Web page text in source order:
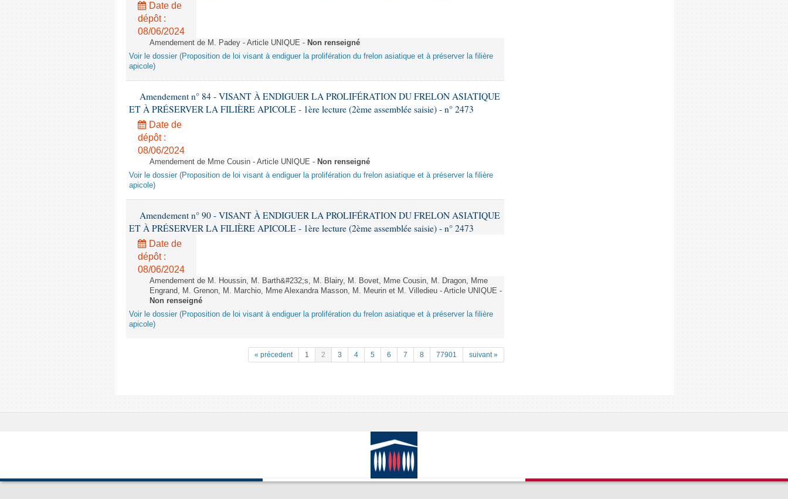
Date de
dépôt :
08/06/2024
Amendement de M. Padey - Article UNIQUE - Non renseigné
Voir le dossier (Proposition de loi visant à endiguer la prolifération du frelon asiatique et à préserver la filière
apicole)
Amendement n° 84 - VISANT À ENDIGUER LA PROLIFÉRATION DU FRELON ASIATIQUE
ET À PRÉSERVER LA FILIÈRE APICOLE - 1ère lecture (2ème assemblée saisie) - n° 2473
Date de
dépôt :
08/06/2024
Amendement de Mme Cousin - Article UNIQUE - Non renseigné
Voir le dossier (Proposition de loi visant à endiguer la prolifération du frelon asiatique et à préserver la filière
apicole)
Amendement n° 90 - VISANT À ENDIGUER LA PROLIFÉRATION DU FRELON ASIATIQUE
ET À PRÉSERVER LA FILIÈRE APICOLE - 1ère lecture (2ème assemblée saisie) - n° 2473
Date de
dépôt :
08/06/2024
Amendement de M. Houssin, M. Barth&#232;s, M. Blairy, M. Bovet, Mme Cousin, M. Dragon, Mme
Engrand, M. Grenon, M. Marchio, Mme Alexandra Masson, M. Meurin et M. Villedieu - Article UNIQUE -
Non renseigné
Voir le dossier (Proposition de loi visant à endiguer la prolifération du frelon asiatique et à préserver la filière
apicole)
« précedent 1 2 3 4 5 6 7 8 77901 suivant »